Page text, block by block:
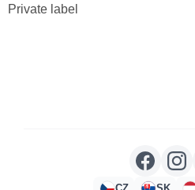
Private label